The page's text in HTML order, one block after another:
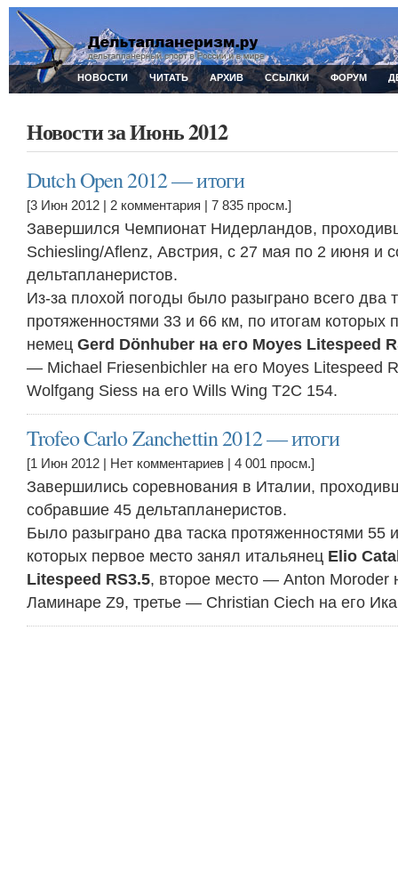
НОВОСТИ ЧИТАТЬ АРХИВ ССЫЛКИ ФОРУМ
Новости за Июнь 2012
Dutch Open 2012 — итоги
[3 Июн 2012 | 2 комментария | 7 835 просм.]
Завершился Чемпионат Нидерландов,
Schiesling/Aflenz, Австрия, с 27 мая по 2 июня и
дельтапланеристов.
Из-за плохой погоды было разыграно всего два
протяженностями 33 и 66 км, по итогам которых
немец Gerd Dönhuber на его Moyes Litespeed
— Michael Friesenbichler на его Moyes Litespeed
Wolfgang Siess на его Wills Wing T2C 154.
Trofeo Carlo Zanchettin 2012 — итоги
[1 Июн 2012 | Нет комментариев | 4 001 просм.]
Завершились соревнования в Италии,
собравшие 45 дельтапланеристов.
Было разыграно два таска протяженностями 55
которых первое место занял итальянец Elio
Litespeed RS3.5, второе место — Anton Moroder
Ламинаре Z9, третье — Christian Ciech на его